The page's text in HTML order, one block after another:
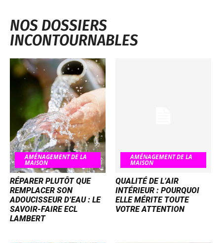
NOS DOSSIERS
INCONTOURNABLES
AMÉNAGEMENT DE LA
MAISON
RÉPARER PLUTÔT QUE
REMPLACER SON
ADOUCISSEUR D’EAU : LE
SAVOIR-FAIRE ECL
LAMBERT
AMÉNAGEMENT DE LA
MAISON
QUALITÉ DE L’AIR
INTÉRIEUR : POURQUOI
ELLE MÉRITE TOUTE
VOTRE ATTENTION